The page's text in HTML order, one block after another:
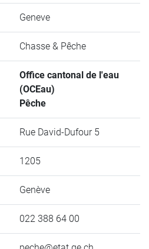
Geneve
Chasse & Pêche
Office cantonal de l'eau
(OCEau)
Pêche
Rue David-Dufour 5
1205
Genève
022 388 64 00